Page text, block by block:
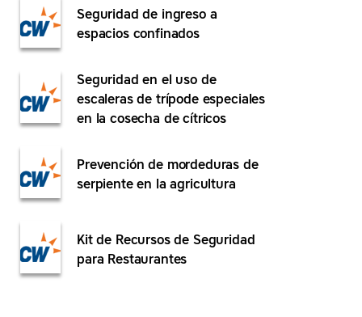
Seguridad de ingreso a
espacios confinados
Seguridad en el uso de
escaleras de trípode especiales
en la cosecha de cítricos
Prevención de mordeduras de
serpiente en la agricultura
Kit de Recursos de Seguridad
para Restaurantes